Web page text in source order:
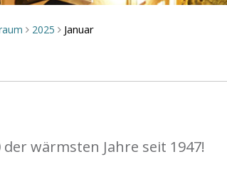
> 2025 > Januar
wärmsten Jahre seit 1947!